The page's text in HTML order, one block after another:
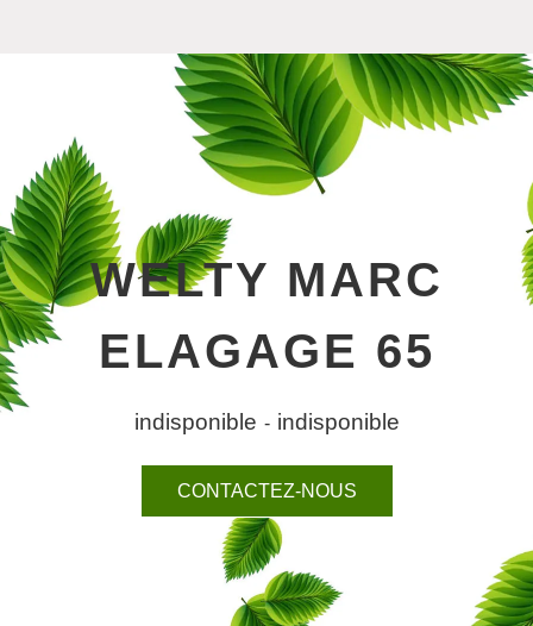
WELTY MARC
ELAGAGE 65
indisponible - indisponible
CONTACTEZ-NOUS